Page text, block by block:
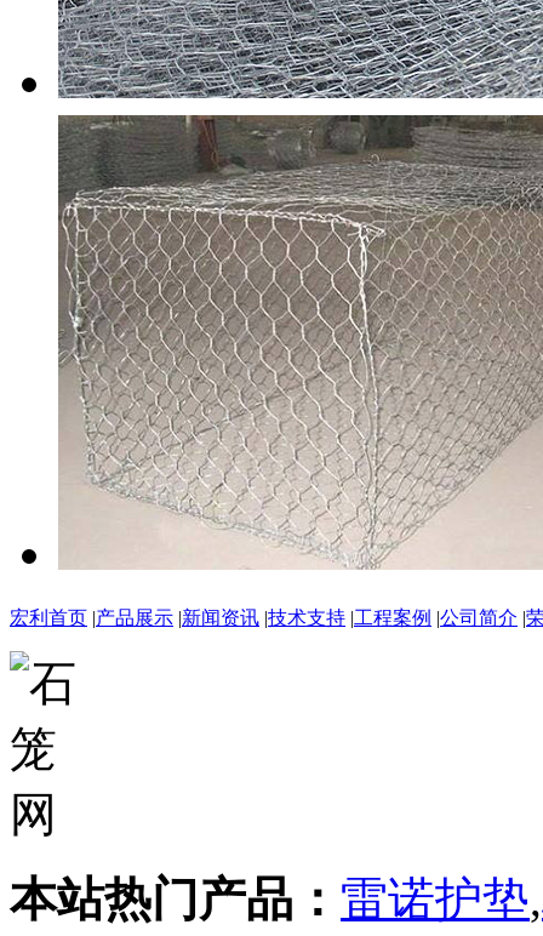
宏利首页 |产品展示 |新闻资讯 |技术支持 |工程案例 |公司简介 |
本站热门产品： 雷诺护垫,